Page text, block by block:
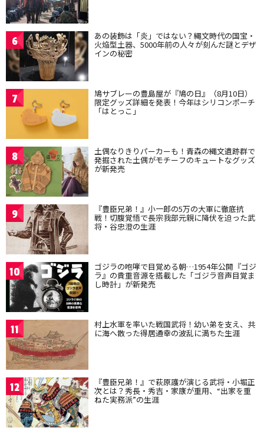
6 あの装飾は「炎」ではない？縄文時代の国宝・
火焔型土器、5000年前の人々が刻んだ謎とデザ
インの秘密
7 鳩サブレーの豊島屋が『鳩の日』（8月10日）
限定グッズ詳細を発表！今年はシリコンポーチ
「はとっこ」
8 土偶なりきりパーカーも！青森の縄文遺跡群で
発掘された土偶がモチーフのキュートなグッズ
が新発売
9 『豊臣兄弟！』小一郎の5万の大軍に徹底抗
戦！切腹覚悟で長宗我部元親に降伏を迫った武
将・谷忠澄の生涯
10 ゴジラの咆哮で目覚める朝…1954年公開『ゴジ
ラ』の貴重音源を搭載した「ゴジラ音声目覚ま
し時計」が新発売
11 村上水軍を率いた戦国武将！幼い弟を支え、共
に海へ散った得居通幸の波乱に満ちた生涯
12 『豊臣兄弟！』で萩原護が演じる武将・小堀正
次とは？秀長・秀吉・家康が重用、“出家を重
ねた実務派”の生涯